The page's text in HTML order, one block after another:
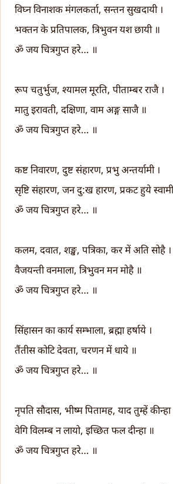
विघ्न विनाशक मंगलकर्ता, सन्तन सुखदायी ।
भक्तन के प्रतिपालक, त्रिभुवन यश छायी ॥
ॐ जय चित्रगुप्त हरे… ॥
रूप चतुर्भुज, श्यामल मूरति, पीताम्बर राजै ।
मातु इरावती, दक्षिणा, वाम अङ्ग साजै ॥
ॐ जय चित्रगुप्त हरे… ॥
कष्ट निवारण, दुष्ट संहारण, प्रभु अन्तर्यामी ।
सृष्टि संहारण, जन दु:ख हारण, प्रकट हुये
ॐ जय चित्रगुप्त हरे… ॥
कलम, दवात, शङ्ख, पत्रिका, कर में अति सोहै ।
वैजयन्ती वनमाला, त्रिभुवन मन मोहै ॥
ॐ जय चित्रगुप्त हरे… ॥
सिंहासन का कार्य सम्भाला, ब्रह्मा हर्षाये ।
तैंतीस कोटि देवता, चरणन में धाये ॥
ॐ जय चित्रगुप्त हरे… ॥
नृपति सौदास, भीष्म पितामह, याद तुम्हें कीन्हा
वेगि विलम्ब न लायो, इच्छित फल दीन्हा ॥
ॐ जय चित्रगुप्त हरे… ॥